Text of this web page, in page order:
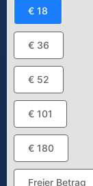
€ 18
€ 36
€ 52
€ 101
€ 180
Freier Betrag